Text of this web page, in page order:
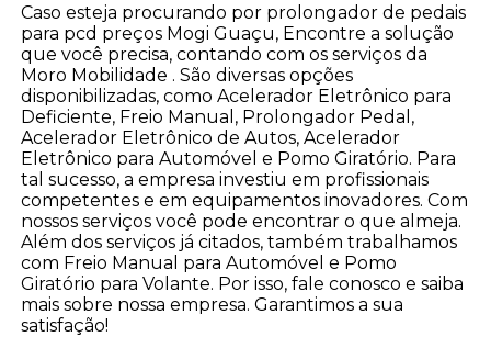
Caso esteja procurando por prolongador de pedais
para pcd preços Mogi Guaçu, Encontre a solução
que você precisa, contando com os serviços da
Moro Mobilidade . São diversas opções
disponibilizadas, como Acelerador Eletrônico para
Deficiente, Freio Manual, Prolongador Pedal,
Acelerador Eletrônico de Autos, Acelerador
Eletrônico para Automóvel e Pomo Giratório. Para
tal sucesso, a empresa investiu em profissionais
competentes e em equipamentos inovadores. Com
nossos serviços você pode encontrar o que almeja.
Além dos serviços já citados, também trabalhamos
com Freio Manual para Automóvel e Pomo
Giratório para Volante. Por isso, fale conosco e saiba
mais sobre nossa empresa. Garantimos a sua
satisfação!